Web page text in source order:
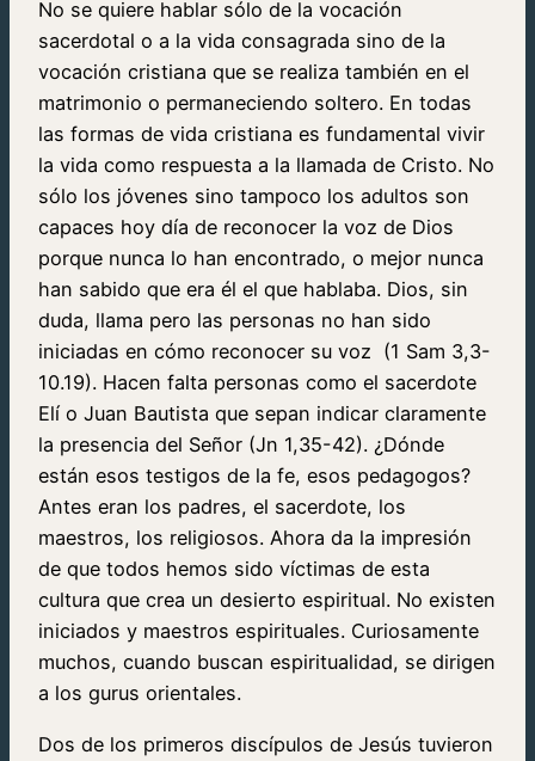
No se quiere hablar sólo de la vocación
sacerdotal o a la vida consagrada sino de la
vocación cristiana que se realiza también en el
matrimonio o permaneciendo soltero. En todas
las formas de vida cristiana es fundamental vivir
la vida como respuesta a la llamada de Cristo. No
sólo los jóvenes sino tampoco los adultos son
capaces hoy día de reconocer la voz de Dios
porque nunca lo han encontrado, o mejor nunca
han sabido que era él el que hablaba. Dios, sin
duda, llama pero las personas no han sido
iniciadas en cómo reconocer su voz (1 Sam 3,3-
10.19). Hacen falta personas como el sacerdote
Elí o Juan Bautista que sepan indicar claramente
la presencia del Señor (Jn 1,35-42). ¿Dónde
están esos testigos de la fe, esos pedagogos?
Antes eran los padres, el sacerdote, los
maestros, los religiosos. Ahora da la impresión
de que todos hemos sido víctimas de esta
cultura que crea un desierto espiritual. No existen
iniciados y maestros espirituales. Curiosamente
muchos, cuando buscan espiritualidad, se dirigen
a los gurus orientales.
Dos de los primeros discípulos de Jesús tuvieron